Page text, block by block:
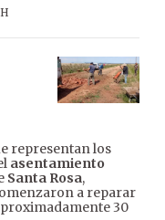
representan los
asentamiento
Santa Rosa,
a reparar
30